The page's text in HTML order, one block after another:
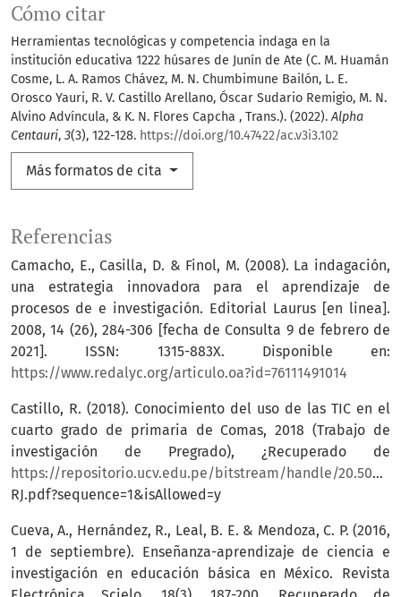
Cómo citar
Herramientas tecnológicas y competencia indaga en la
institución educativa 1222 húsares de Junín de Ate (C. M. Huamán
Cosme, L. A. Ramos Chávez, M. N. Chumbimune Bailón, L. E.
Orosco Yauri, R. V. Castillo Arellano, Óscar Sudario Remigio, M. N.
Alvino Advíncula, & K. N. Flores Capcha , Trans.). (2022).Alpha
Centauri, 3(3), 122-128. https://doi.org/10.47422/ac.v3i3.102
Más formatos de cita
Referencias
Camacho, E., Casilla, D. & Finol, M. (2008). La indagación,
una estrategia innovadora para el aprendizaje de
procesos de e investigación. Editorial Laurus [en linea].
2008, 14 (26), 284-306 [fecha de Consulta 9 de febrero de
2021]. ISSN: 1315-883X. Disponible en:
https://www.redalyc.org/articulo.oa?id=76111491014
Castillo, R. (2018). Conocimiento del uso de las TIC en el
cuarto grado de primaria de Comas, 2018 (Trabajo de
investigación de Pregrado), ¿Recuperado de
https://repositorio.ucv.edu.pe/bitstream/handle/20.500.12692/36624/B_Castillo_B
RJ.pdf?sequence=1&isAllowed=y
Cueva, A., Hernández, R., Leal, B. E. & Mendoza, C. P. (2016,
1 de septiembre). Enseñanza-aprendizaje de ciencia e
investigación en educación básica en México. Revista